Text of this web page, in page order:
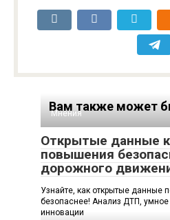
Вам также может
Мнения
Открытые данные
повышения
дорожного
Узнайте, как открытые данные
безопаснее! Анализ ДТП,
инновации